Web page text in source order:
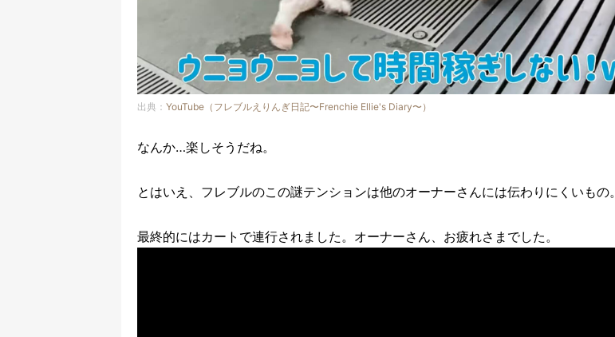
出典： YouTube（フレブルえりんぎ日記〜Frenchie Ellie's Diary〜）
なんか…楽しそうだね。
とはいえ、フレブルのこの謎テンションは他のオーナーさんには伝わりにくいもの。
最終的にはカートで連行されました。オーナーさん、お疲れさまでした。